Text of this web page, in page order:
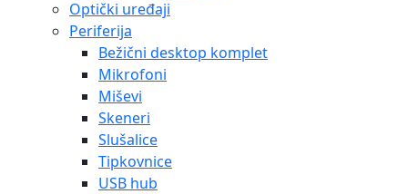
Optički uređaji
Periferija
Bežični desktop komplet
Mikrofoni
Miševi
Skeneri
Slušalice
Tipkovnice
USB hub